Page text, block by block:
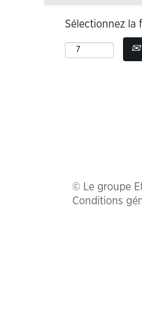
Sélectionnez la
© Le groupe
Conditions